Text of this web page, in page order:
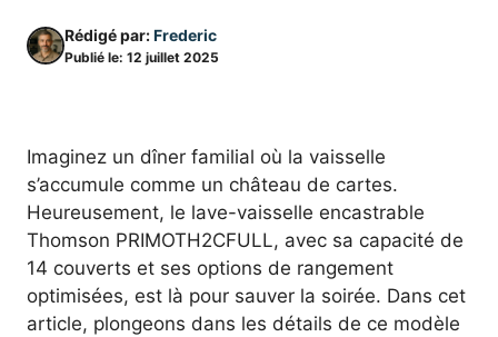
Rédigé par:Frederic
Publié le: 12 juillet 2025
Imaginez un dîner familial où la vaisselle
s’accumule comme un château de cartes.
Heureusement, le lave-vaisselle encastrable
Thomson PRIMOTH2CFULL, avec sa capacité de
14 couverts et ses options de rangement
optimisées, est là pour sauver la soirée. Dans cet
article, plongeons dans les détails de ce modèle